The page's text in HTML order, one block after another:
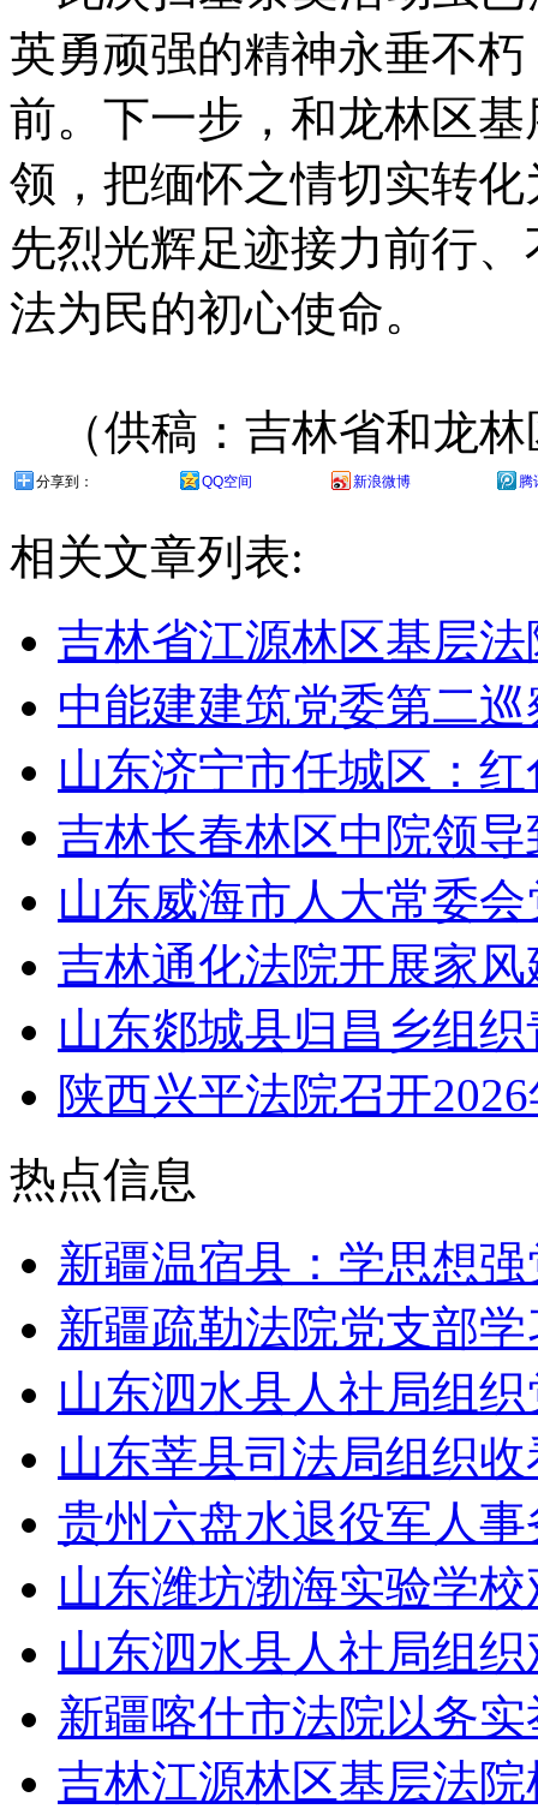
英勇顽强的精神永垂不
前。下一步，和龙林区
领，把缅怀之情切实转
先烈光辉足迹接力前行
法为民的初心使命。
（供稿：吉林省和龙林
分享到： QQ空间 新浪微博 腾
相关文章列表:
吉林省江源林区基层
中能建建筑党委第二
山东济宁市任城区：
吉林长春林区中院领
山东威海市人大常委
吉林通化法院开展家
山东郯城县归昌乡组
陕西兴平法院召开
热点信息
新疆温宿县：学思想
新疆疏勒法院党支部
山东泗水县人社局组
山东莘县司法局组织
贵州六盘水退役军人
山东潍坊渤海实验学
山东泗水县人社局组
新疆喀什市法院以务
吉林江源林区基层法